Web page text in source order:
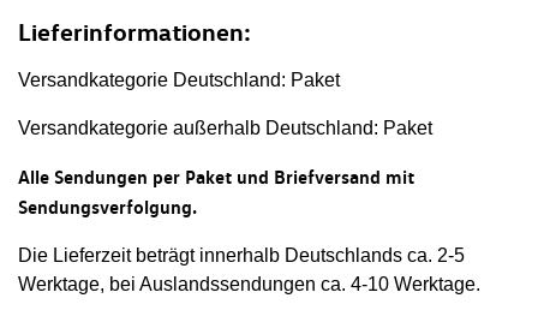
Lieferinformationen:
Versandkategorie Deutschland: Paket
Versandkategorie außerhalb Deutschland: Paket
Alle Sendungen per Paket und Briefversand mit
Sendungsverfolgung.
Die Lieferzeit beträgt innerhalb Deutschlands ca. 2-5
Werktage, bei Auslandssendungen ca. 4-10 Werktage.